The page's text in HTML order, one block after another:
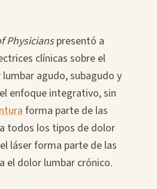
Physicianspresentó a
clínicas sobre el
agudo, subagudo y
enfoque integrativo, sin
forma parte de las
todos los tipos de dolor
láser forma parte de las
el dolor lumbar crónico.